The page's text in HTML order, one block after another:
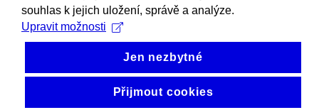
souhlas k jejich uložení, správě a analýze.
Upravit možnosti
Jen nezbytné
Přijmout cookies